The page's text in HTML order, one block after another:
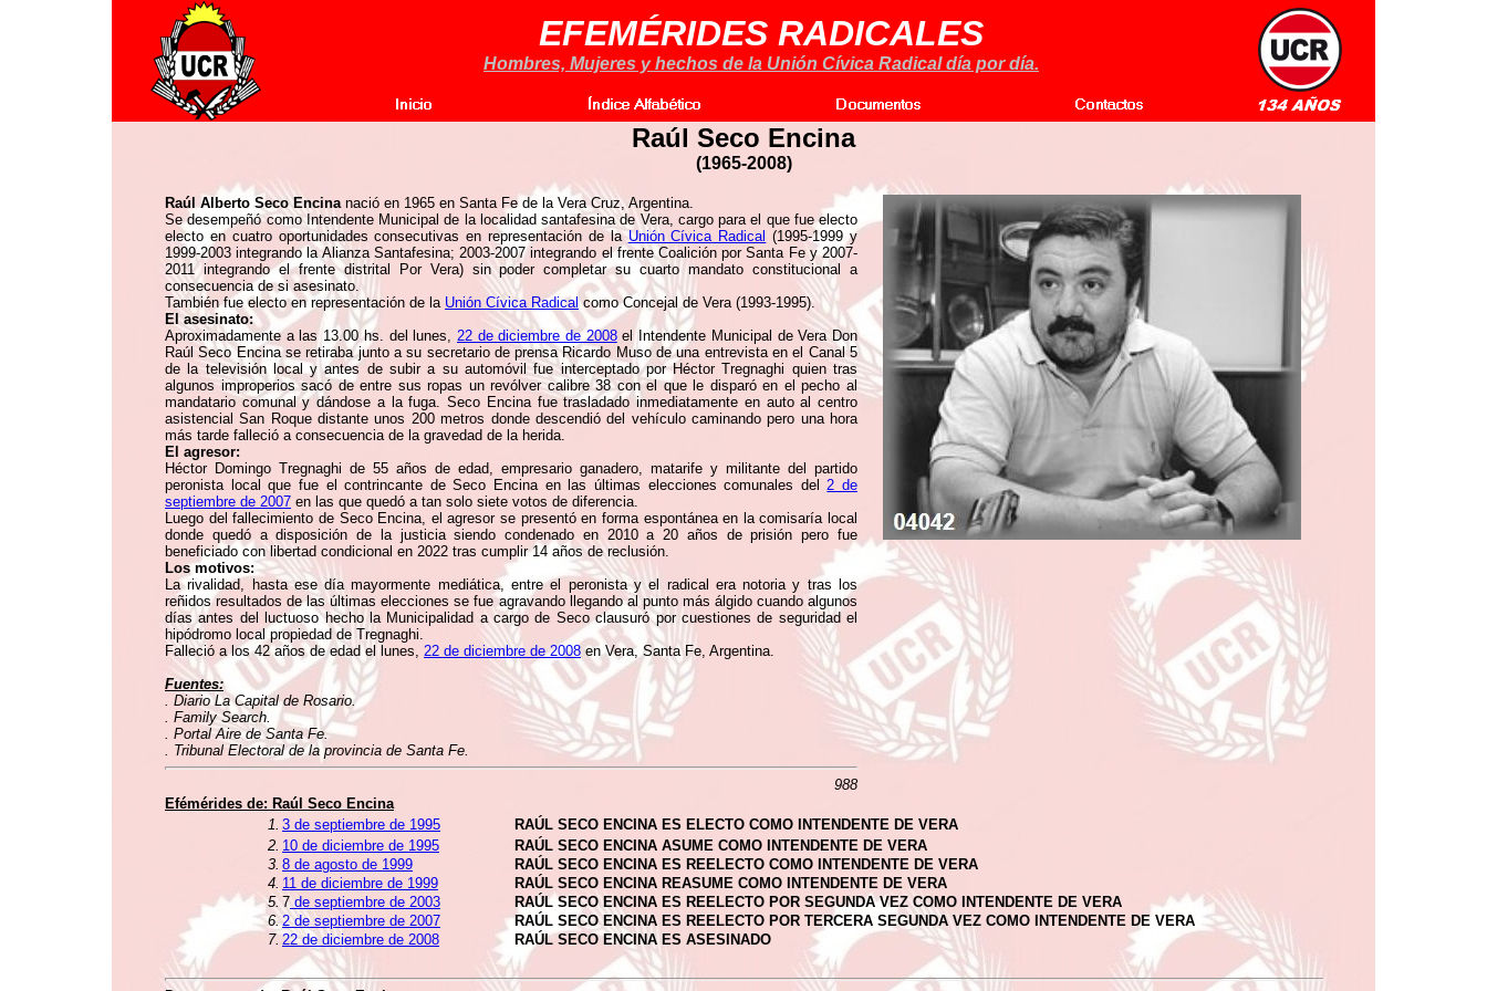
EFEMÉRIDES RADICALES
Hombres, Mujeres y hechos de la Unión Cívica Radical día por día.
Raúl Seco Encina
(1965-2008)
Raúl Alberto Seco Encinanació en 1965 en Santa Fe de la Vera Cruz, Argentina.
Se desempeñó como Intendente Municipal de la localidad santafesina de Vera, cargo para el que fue electo
electo en cuatro oportunidades consecutivas en representación de laUnión Cívica Radical (1995-1999 y
1999-2003 integrando la Alianza Santafesina; 2003-2007 integrando el frente Coalición por Santa Fe y 2007-
2011 integrando el frente distrital Por Vera) sin poder completar su cuarto mandato constitucional a
consecuencia de si asesinato.
También fue electo en representación de la Unión Cívica Radicalcomo Concejal de Vera (1993-1995).
El asesinato:
Aproximadamente a las 13.00 hs. del lunes, 22 de diciembre de 2008el Intendente Municipal de Vera Don
Raúl Seco Encina se retiraba junto a su secretario de prensa Ricardo Muso de una entrevista en el Canal 5
de la televisión local y antes de subir a su automóvil fue interceptado por Héctor Tregnaghi quien tras
algunos improperios sacó de entre sus ropas un revólver calibre 38 con el que le disparó en el pecho al
mandatario comunal y dándose a la fuga. Seco Encina fue trasladado inmediatamente en auto al centro
asistencial San Roque distante unos 200 metros donde descendió del vehículo caminando pero una hora
más tarde falleció a consecuencia de la gravedad de la herida.
El agresor:
Héctor Domingo Tregnaghi de 55 años de edad, empresario ganadero, matarife y militante del partido
peronista local que fue el contrincante de Seco Encina en las últimas elecciones comunales del2 de
septiembre de 2007 en las que quedó a tan solo siete votos de diferencia.
Luego del fallecimiento de Seco Encina, el agresor se presentó en forma espontánea en la comisaría local
donde quedó a disposición de la justicia siendo condenado en 2010 a 20 años de prisión pero fue
beneficiado con libertad condicional en 2022 tras cumplir 14 años de reclusión.
Los motivos:
La rivalidad, hasta ese día mayormente mediática, entre el peronista y el radical era notoria y tras los
reñidos resultados de las últimas elecciones se fue agravando llegando al punto más álgido cuando algunos
días antes del luctuoso hecho la Municipalidad a cargo de Seco clausuró por cuestiones de seguridad el
hipódromo local propiedad de Tregnaghi.
Falleció a los 42 años de edad el lunes, 22 de diciembre de 2008 en Vera, Santa Fe, Argentina.
Fuentes:
. Diario La Capital de Rosario.
. Family Search.
. Portal Aire de Santa Fe.
. Tribunal Electoral de la provincia de Santa Fe.
988
Efémérides de: Raúl Seco Encina
1. 3 de septiembre de 1995
RAÚL SECO ENCINA ES ELECTO COMO INTENDENTE DE VERA
2. 10 de diciembre de 1995
RAÚL SECO ENCINA ASUME COMO INTENDENTE DE VERA
3. 8 de agosto de 1999
RAÚL SECO ENCINA ES REELECTO COMO INTENDENTE DE VERA
4. 11 de diciembre de 1999
RAÚL SECO ENCINA REASUME COMO INTENDENTE DE VERA
5. 7 de septiembre de 2003
RAÚL SECO ENCINA ES REELECTO POR SEGUNDA VEZ COMO INTENDENTE DE VERA
6.2 de septiembre de 2007
RAÚL SECO ENCINA ES REELECTO POR TERCERA SEGUNDA VEZ COMO INTENDENTE DE VERA
7. 22 de diciembre de 2008 RAÚL SECO ENCINA ES ASESINADO